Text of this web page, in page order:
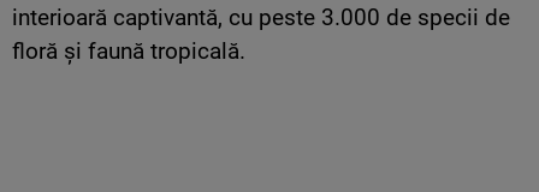
interioară captivantă, cu peste 3.000 de specii de
floră și faună tropicală.